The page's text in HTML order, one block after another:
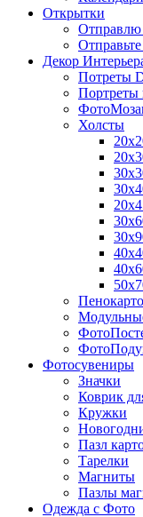
Открытки
Отправлю
Декор
Потреты
Портреты
Холсты
Фотоcувениры
Значки
Коврик
Кружки
Пазл
Тарелки
Магниты
Пазлы
Одежда с Фото